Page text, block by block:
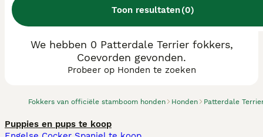
Toon resultaten(0)
Fokkers van officiële stamboom honden Honden Patterdale
We hebben 0 Patterdale Terrier fokkers,
Coevorden gevonden.
Probeer op Honden te zoeken
Puppies en pups te koop